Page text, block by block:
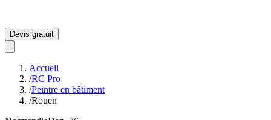
Devis gratuit
Accueil
/RC Pro
/Peintre en bâtiment
/Rouen